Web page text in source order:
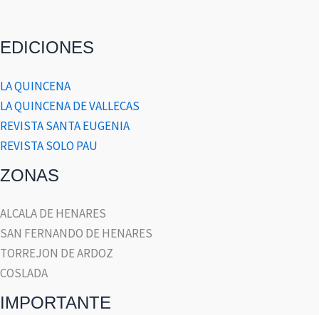
EDICIONES
LA QUINCENA
LA QUINCENA DE VALLECAS
REVISTA SANTA EUGENIA
REVISTA SOLO PAU
ZONAS
ALCALA DE HENARES
SAN FERNANDO DE HENARES
TORREJON DE ARDOZ
COSLADA
IMPORTANTE